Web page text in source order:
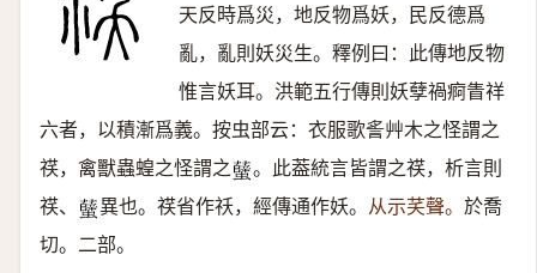
天反時爲災，地反物爲妖，民反德爲
亂，亂則妖災生。釋例曰：此傳地反物
惟言妖耳。洪範五行傳則妖孽禍痾眚祥
六者，以積漸爲義。按虫部云：衣服歌䚻艸木之怪謂之
䄏，禽獸蟲蝗之怪謂之𧕏 。此葢統言皆謂之䄏，析言則
䄏、 𧕏 異也。䄏省作祅，經傳通作妖。 从示芺聲。 於喬
切。二部。